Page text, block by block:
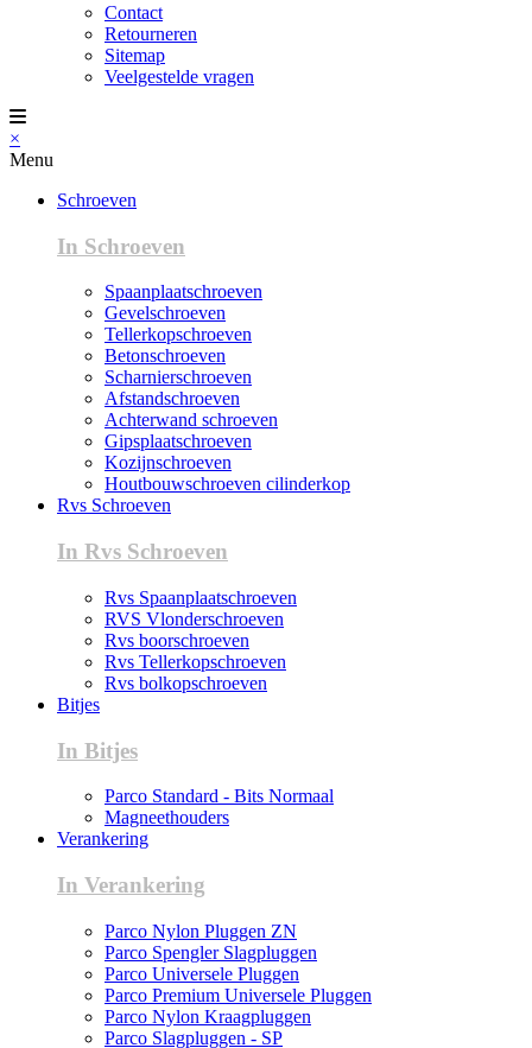
Contact
Retourneren
Sitemap
Veelgestelde vragen
×
Menu
Schroeven
In Schroeven
Spaanplaatschroeven
Gevelschroeven
Tellerkopschroeven
Betonschroeven
Scharnierschroeven
Afstandschroeven
Achterwand schroeven
Gipsplaatschroeven
Kozijnschroeven
Houtbouwschroeven cilinderkop
Rvs Schroeven
In Rvs Schroeven
Rvs Spaanplaatschroeven
RVS Vlonderschroeven
Rvs boorschroeven
Rvs Tellerkopschroeven
Rvs bolkopschroeven
Bitjes
In Bitjes
Parco Standard - Bits Normaal
Magneethouders
Verankering
In Verankering
Parco Nylon Pluggen ZN
Parco Spengler Slagpluggen
Parco Universele Pluggen
Parco Premium Universele Pluggen
Parco Nylon Kraagpluggen
Parco Slagpluggen - SP